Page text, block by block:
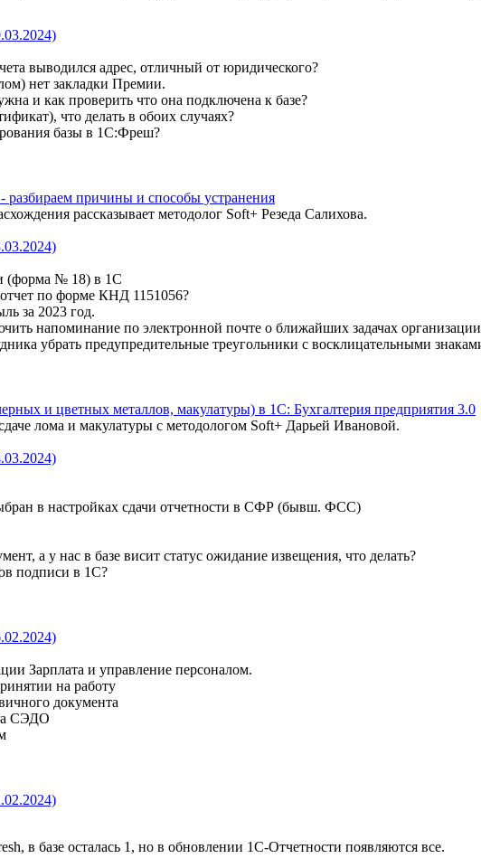
выводился адрес, отличный от юридического?
нет закладки Премии.
и как проверить что она подключена к базе?
что делать в обоих случаях?
базы в 1С:Фреш?
причины и способы устранения
рассказывает методолог Soft+ Резеда Салихова.
(форма № 18) в 1С
отчет по форме КНД 1151056?
за 2023 год.
напоминание по электронной почте о ближайших задачах
убрать предупредительные треугольники с восклицательными
и цветных металлов, макулатуры) в 1С: Бухгалтерия предприятия 3.0
лома и макулатуры с методологом Soft+ Дарьей Ивановой.
в настройках сдачи отчетности в СФР (бывш. ФСС)
а у нас в базе висит статус ожидание извещения, что делать?
подписи в 1С?
Зарплата и управление персоналом.
на работу
документа
СЭДО
в базе осталась 1, но в обновлении 1С-Отчетности появляются все.